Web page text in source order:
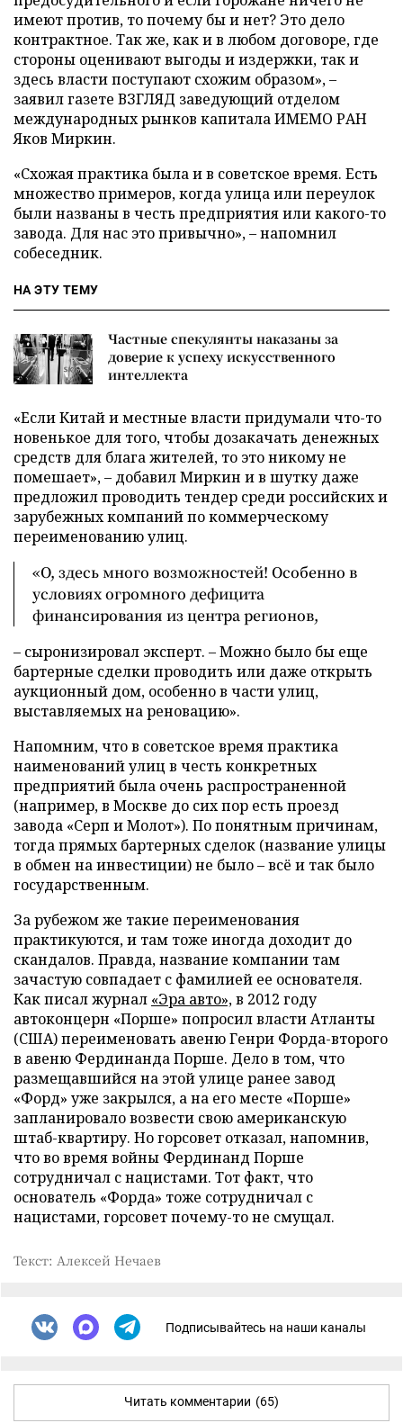
имеют против, то почему бы и нет? Это дело
контрактное. Так же, как и в любом договоре, где
стороны оценивают выгоды и издержки, так и
здесь власти поступают схожим образом», –
заявил газете ВЗГЛЯД заведующий отделом
международных рынков капитала ИМЕМО РАН
Яков Миркин.
«Схожая практика была и в советское время. Есть
множество примеров, когда улица или переулок
были названы в честь предприятия или какого-то
завода. Для нас это привычно», – напомнил
собеседник.
НА ЭТУ ТЕМУ
Частные спекулянты наказаны за
доверие к успеху искусственного
интеллекта
«Если Китай и местные власти придумали что-то
новенькое для того, чтобы дозакачать денежных
средств для блага жителей, то это никому не
помешает», – добавил Миркин и в шутку даже
предложил проводить тендер среди российских и
зарубежных компаний по коммерческому
переименованию улиц.
«О, здесь много возможностей! Особенно в
условиях огромного дефицита
финансирования из центра регионов,
– сыронизировал эксперт. – Можно было бы еще
бартерные сделки проводить или даже открыть
аукционный дом, особенно в части улиц,
выставляемых на реновацию».
Напомним, что в советское время практика
наименований улиц в честь конкретных
предприятий была очень распространенной
(например, в Москве до сих пор есть проезд
завода «Серп и Молот»). По понятным причинам,
тогда прямых бартерных сделок (название улицы
в обмен на инвестиции) не было – всё и так было
государственным.
За рубежом же такие переименования
практикуются, и там тоже иногда доходит до
скандалов. Правда, название компании там
зачастую совпадает с фамилией ее основателя.
Как писал журнал «Эра авто»,в 2012 году
автоконцерн «Порше» попросил власти Атланты
(США) переименовать авеню Генри Форда-второго
в авеню Фердинанда Порше. Дело в том, что
размещавшийся на этой улице ранее завод
«Форд» уже закрылся, а на его месте «Порше»
запланировало возвести свою американскую
штаб-квартиру. Но горсовет отказал, напомнив,
что во время войны Фердинанд Порше
сотрудничал с нацистами. Тот факт, что
основатель «Форда» тоже сотрудничал с
нацистами, горсовет почему-то не смущал.
Текст: Алексей Нечаев
Подписывайтесь на наши каналы
Читать комментарии (65)